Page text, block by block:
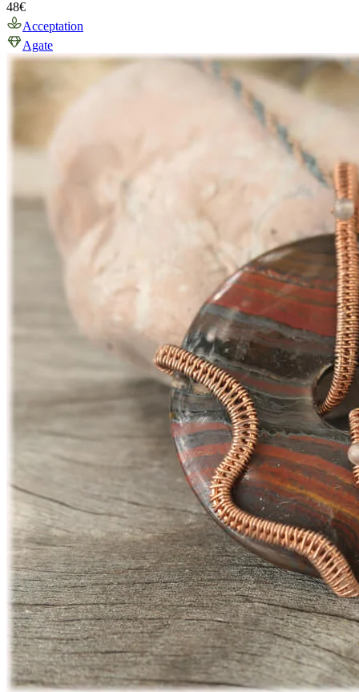
48€
Acceptation
Agate